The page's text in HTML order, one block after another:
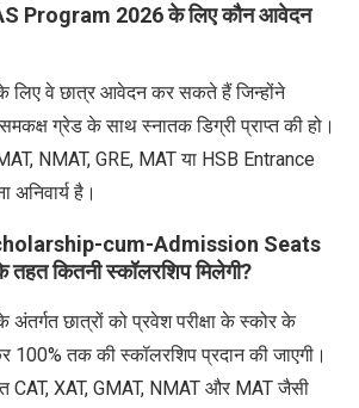
Program 2026 के लिए कौन आवेदन
लिए वे छात्र आवेदन कर सकते हैं जिन्होंने
समकक्ष ग्रेड के साथ स्नातक डिग्री प्राप्त की हो।
NMAT, GRE, MATया HSB Entrance
अनिवार्य है।
cum-Admission Seats
कितनी स्कॉलरशिप मिलेगी?
अंतर्गत छात्रों को प्रवेश परीक्षा के स्कोर के
100%तक की स्कॉलरशिप प्रदान की जाएगी।
CAT, XAT, GMAT, NMAT और MATजैसी